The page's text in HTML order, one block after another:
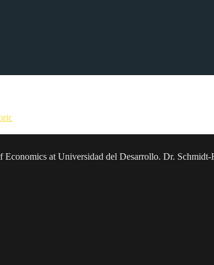
ordenar las finanzas públicas, enfrentar la
Economics at Universidad del Desarrollo. Dr.